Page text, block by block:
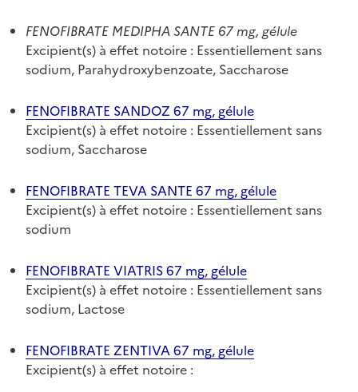
FENOFIBRATE MEDIPHA SANTE 67 mg, gélule
Excipient(s) à effet notoire : Essentiellement sans
sodium, Parahydroxybenzoate, Saccharose
FENOFIBRATE SANDOZ 67 mg, gélule
Excipient(s) à effet notoire : Essentiellement sans
sodium, Saccharose
FENOFIBRATE TEVA SANTE 67 mg, gélule
Excipient(s) à effet notoire : Essentiellement sans
sodium
FENOFIBRATE VIATRIS 67 mg, gélule
Excipient(s) à effet notoire : Essentiellement sans
sodium, Lactose
FENOFIBRATE ZENTIVA 67 mg, gélule
Excipient(s) à effet notoire :